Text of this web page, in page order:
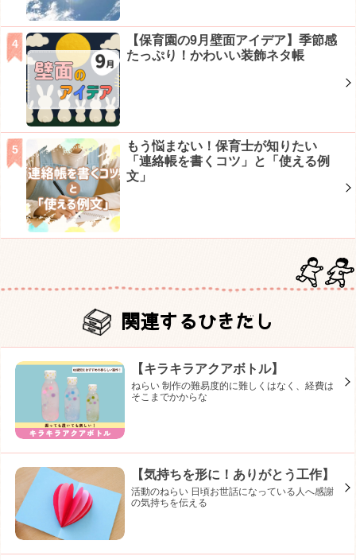
【保育園の9月壁面アイデア】季節感
たっぷり！かわいい装飾ネタ帳
もう悩まない！保育士が知りたい
「連絡帳を書くコツ」と「使える例
文」
関連するひきだし
【キラキラアクアボトル】
ねらい 制作の難易度的に難しくはなく、経費は
そこまでかからな
【気持ちを形に！ありがとう工作】
活動のねらい 日頃お世話になっている人へ感謝
の気持ちを伝える